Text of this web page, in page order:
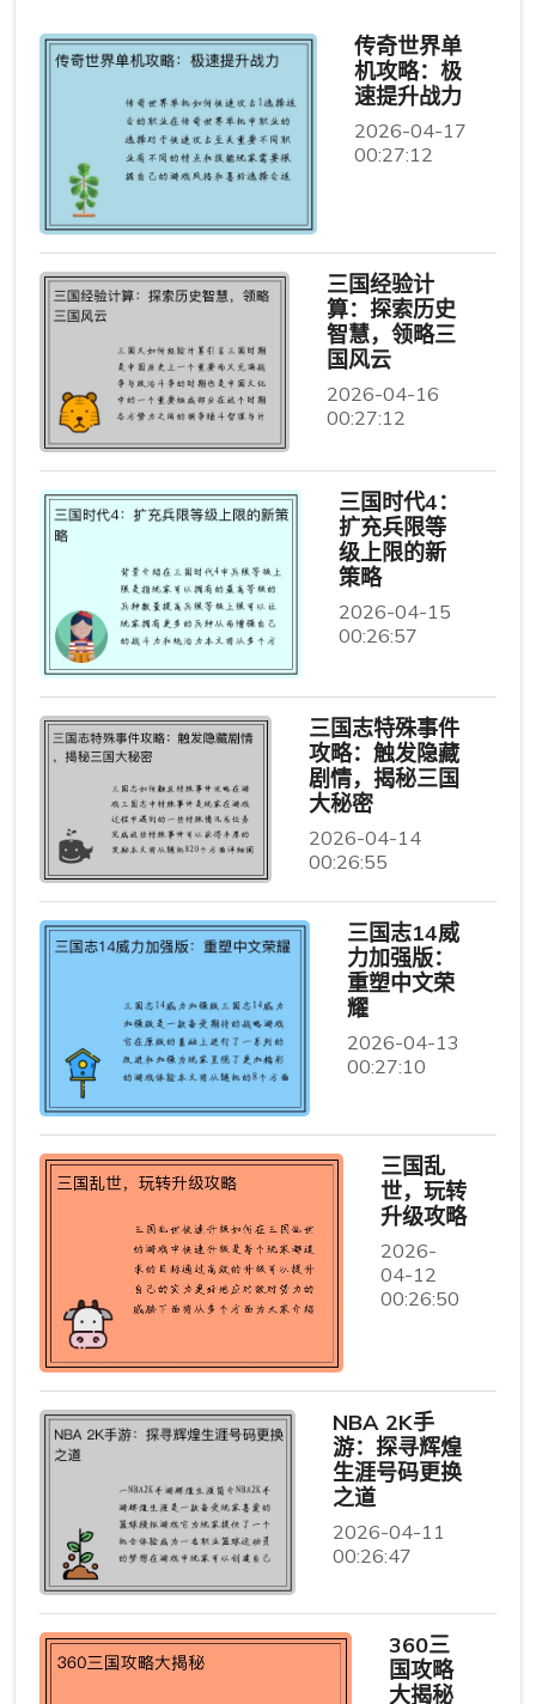
传奇世界单
机攻略：极
速提升战力
2026-04-17
00:27:12
三国经验计
算：探索历史
智慧，领略三
国风云
2026-04-16
00:27:12
三国时代4：
扩充兵限等
级上限的新
策略
2026-04-15
00:26:57
三国志特殊事件
攻略：触发隐藏
剧情，揭秘三国
大秘密
2026-04-14
00:26:55
三国志14威
力加强版：
重塑中文荣
耀
2026-04-13
00:27:10
三国乱
世，玩转
升级攻略
2026-
04-12
00:26:50
NBA 2K手
游：探寻辉煌
生涯号码更换
之道
2026-04-11
00:26:47
360三
国攻略
大揭秘